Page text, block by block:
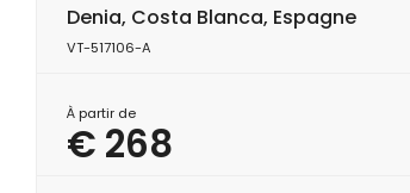
Denia, Costa Blanca, Espagne
VT-517106-A
À partir de
€ 268